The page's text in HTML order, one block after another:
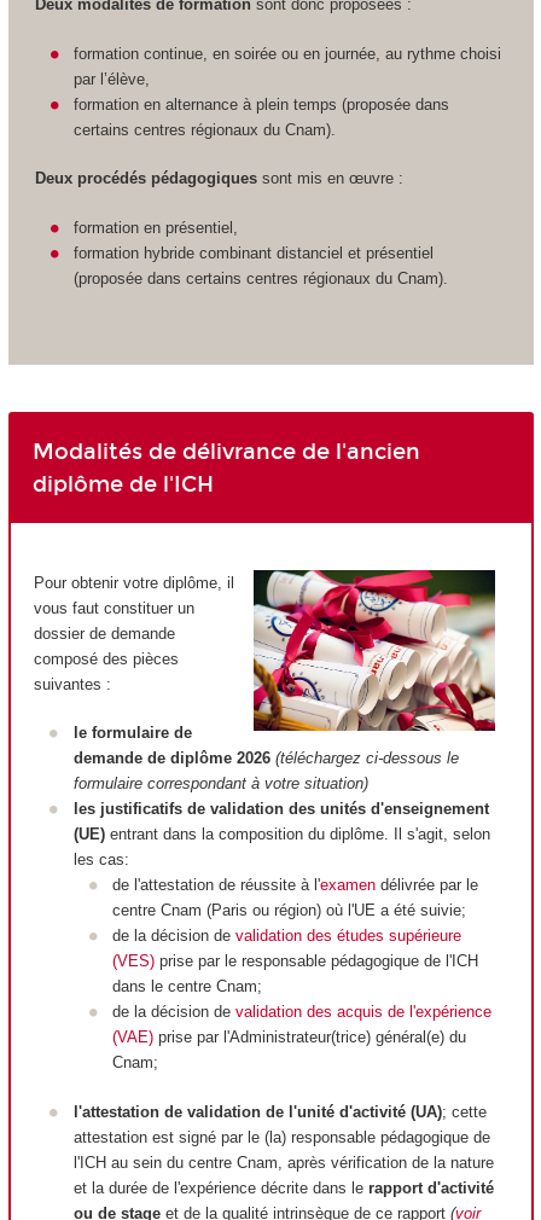
Deux modalités de formation sont donc proposées :
formation continue, en soirée ou en journée, au rythme choisi
par l’élève,
formation en alternance à plein temps (proposée dans
certains centres régionaux du Cnam).
Deux procédés pédagogiquessont mis en œuvre :
formation en présentiel,
formation hybride combinant distanciel et présentiel
(proposée dans certains centres régionaux du Cnam).
Modalités de délivrance de l'ancien
diplôme de l'ICH
Pour obtenir votre diplôme, il
vous faut constituer un
dossier de demande
composé des pièces
suivantes :
le formulaire de
demande de diplôme 2026 (téléchargez ci-dessous le
formulaire correspondant à votre situation)
les justificatifs de validation des unités d'enseignement
(UE) entrant dans la composition du diplôme. Il s'agit, selon
les cas:
de l'attestation de réussite à l'examen délivrée par le
centre Cnam (Paris ou région) où l'UE a été suivie;
de la décision de validation des études supérieure
(VES) prise par le responsable pédagogique de l'ICH
dans le centre Cnam;
de la décision de validation des acquis de l'expérience
(VAE) prise par l'Administrateur(trice) général(e) du
Cnam;
l'attestation de validation de l'unité d'activité (UA); cette
attestation est signé par le (la) responsable pédagogique de
l'ICH au sein du centre Cnam, après vérification de la nature
et la durée de l'expérience décrite dans le rapport d'activité
ou de stage et de la qualité intrinsèque de ce rapport(voir